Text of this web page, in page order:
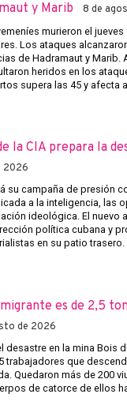
y Marib
8 de
murieron el
Los ataques
de Hadramaut y Marib.
heridos en los
supera las 45 y afecta
la CIA prepara la
2026
su campaña de presión
a la inteligencia, las
ideológica. El nuevo
política cubana y
en su patio trasero.
es de 2,5
de 2026
desastre en la mina Bois
trabajadores que
Quedaron más de 200
de catorce de ellos